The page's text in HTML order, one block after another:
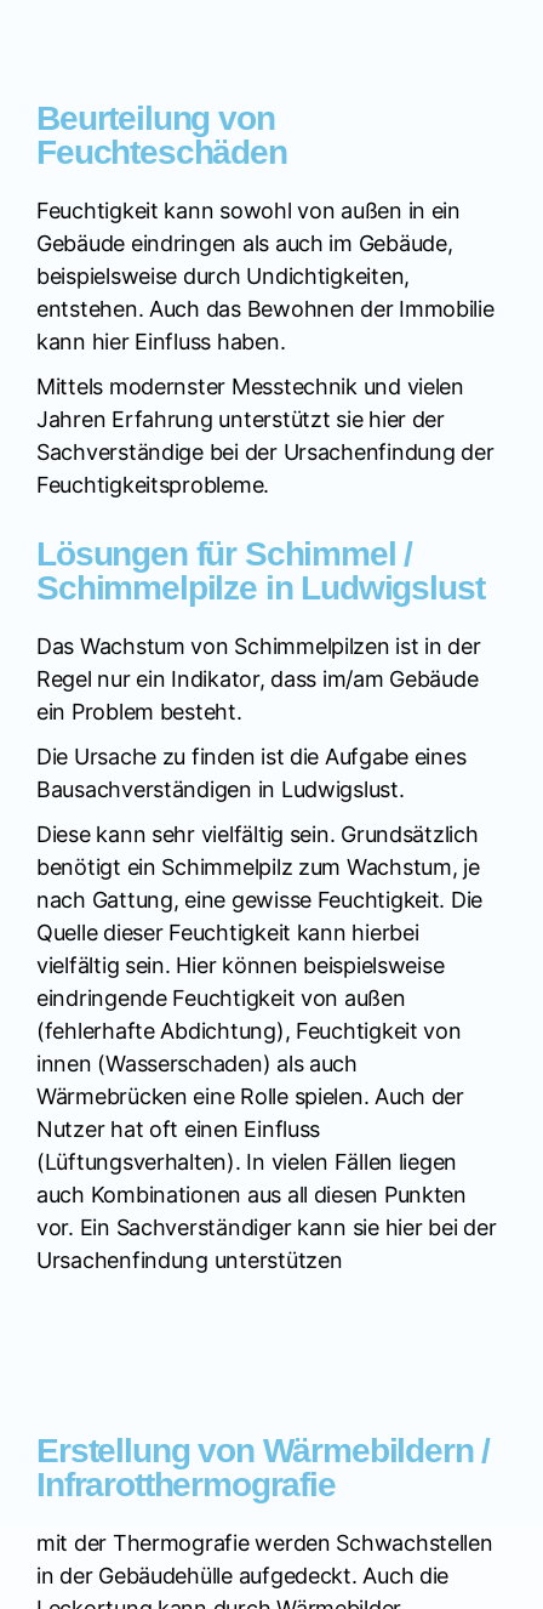
Beurteilung von
Feuchteschäden
Feuchtigkeit kann sowohl von außen in ein
Gebäude eindringen als auch im Gebäude,
beispielsweise durch Undichtigkeiten,
entstehen. Auch das Bewohnen der Immobilie
kann hier Einfluss haben.
Mittels modernster Messtechnik und vielen
Jahren Erfahrung unterstützt sie hier der
Sachverständige bei der Ursachenfindung der
Feuchtigkeitsprobleme.
Lösungen für Schimmel /
Schimmelpilze in Ludwigslust
Das Wachstum von Schimmelpilzen ist in der
Regel nur ein Indikator, dass im/am Gebäude
ein Problem besteht.
Die Ursache zu finden ist die Aufgabe eines
Bausachverständigen in Ludwigslust.
Diese kann sehr vielfältig sein. Grundsätzlich
benötigt ein Schimmelpilz zum Wachstum, je
nach Gattung, eine gewisse Feuchtigkeit. Die
Quelle dieser Feuchtigkeit kann hierbei
vielfältig sein. Hier können beispielsweise
eindringende Feuchtigkeit von außen
(fehlerhafte Abdichtung), Feuchtigkeit von
innen (Wasserschaden) als auch
Wärmebrücken eine Rolle spielen. Auch der
Nutzer hat oft einen Einfluss
(Lüftungsverhalten). In vielen Fällen liegen
auch Kombinationen aus all diesen Punkten
vor. Ein Sachverständiger kann sie hier bei der
Ursachenfindung unterstützen
Erstellung von Wärmebildern /
Infrarotthermografie
mit der Thermografie werden Schwachstellen
in der Gebäudehülle aufgedeckt. Auch die